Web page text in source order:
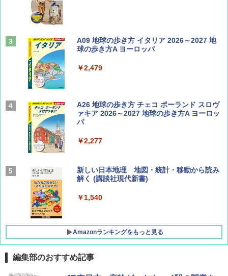
山と溪谷 2026年8月号「南アルプス大全」
Coyote No.89 特集 星野道夫 夢見る旅
￥1,540
AIRLINE（エアライン）2026年9月号【特
集】ボーイング110周年を祝して！
￥1,760
A09 地球の歩き方 イタリア 2026～2027 地
球の歩き方A ヨーロッパ
￥2,479
A26 地球の歩き方 チェコ ポーランド スロヴ
ァキア 2026～2027 地球の歩き方A ヨーロッ
パ
￥2,277
新しい日本地理 地図・統計・移動から読み
解く (講談社現代新書)
￥1,540
Amazonランキングをもっと見る
[キャンパーズコレクション 山善] ポップアッ
DEWEL パラソル 大型 ビーチ アウトドアパ
編集部のおすすめ記事